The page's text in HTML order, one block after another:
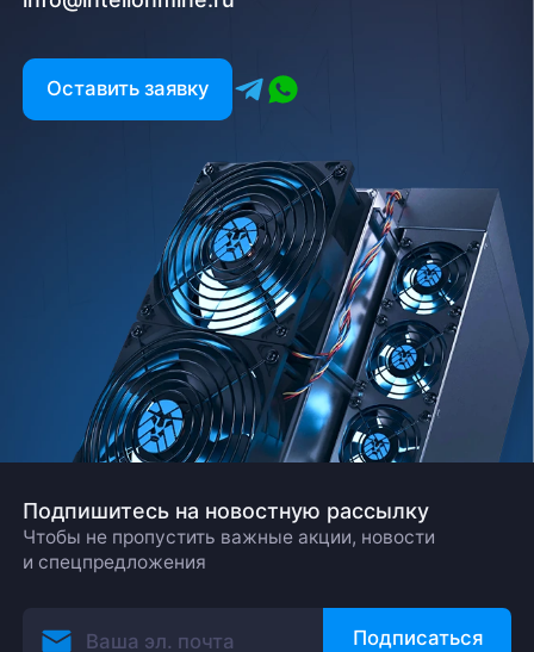
Оставить заявку
Подпишитесь на новостную рассылку
Чтобы не пропустить важные акции, новости
и спецпредложения
Подписаться